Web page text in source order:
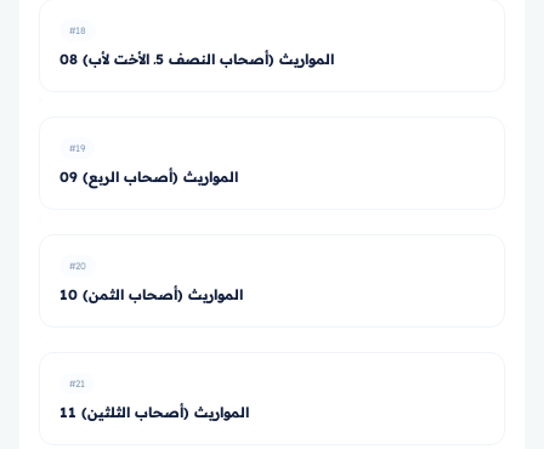
#18
08 المواريث (أصحاب النصف 5ـ الأخت لأب)
#19
09 المواريث (أصحاب الربع)
#20
10 المواريث (أصحاب الثمن)
#21
11 المواريث (أصحاب الثلثين)